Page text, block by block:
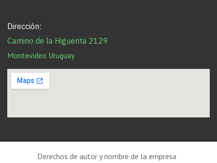
Dirección:
Camino de la Higuerita 2129
Montevideo Uruguay
Derechos de autor y nombre de la empresa